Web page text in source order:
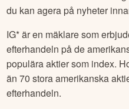
du kan agera på nyheter
IG* är en mäklare som
efterhandeln på de
populära aktier som index.
än 70 stora amerikanska
efterhandeln.